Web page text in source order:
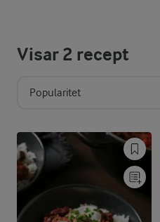
Visar2 recept
Popularitet